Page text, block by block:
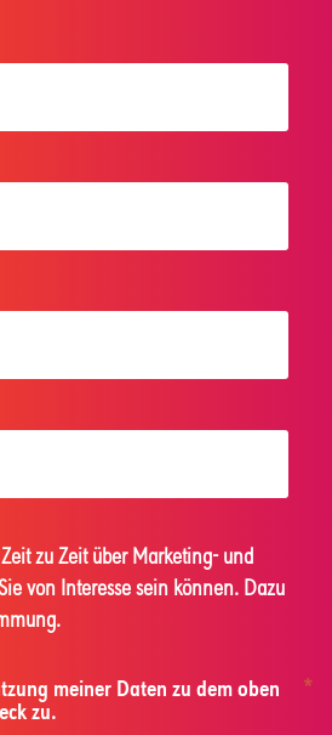
zu Zeit über Marketing- und
von Interesse sein können. Dazu
meiner Daten zu dem oben
zu.
*